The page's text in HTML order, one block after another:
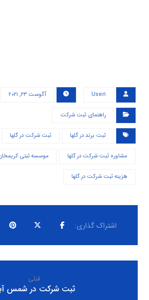
User۱ آگوست ۲۳, ۲۰۲۱
راهنمای ثبت شرکت
ثبت برند در گلها ثبت شرکت در گلها
مشاوره ثبت شرکت در گلها موسسه ثبتی
هزینه ثبت شرکت در گلها
قبلی
ثبت شرکت در شمس